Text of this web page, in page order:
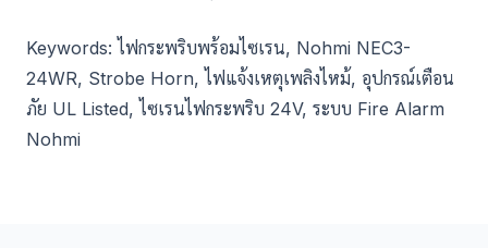
Keywords: ไฟกระพริบพร้อมไซเรน, Nohmi NEC3-
24WR, Strobe Horn, ไฟแจ้งเหตุเพลิงไหม้, อุปกรณ์เตือน
ภัย UL Listed, ไซเรนไฟกระพริบ 24V, ระบบ Fire Alarm
Nohmi